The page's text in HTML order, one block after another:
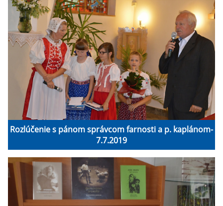
Rozlúčenie s pánom správcom farnosti a p. kaplánom-
7.7.2019